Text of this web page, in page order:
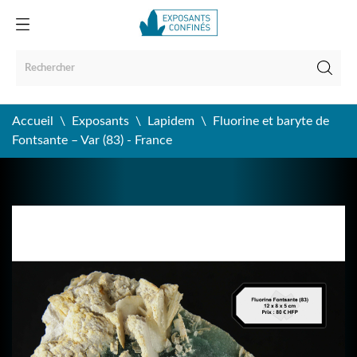
Accueil Exposants Lapidem
Fluorine et baryte de
Fontsante – Var (83) - France